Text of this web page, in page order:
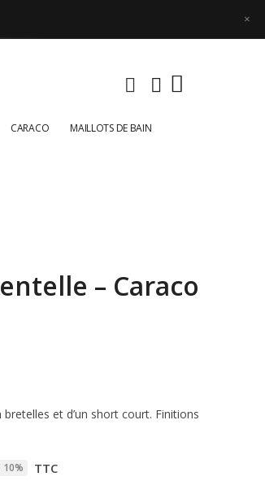
×
CARACO MAILLOTS DE BAIN
– Caraco
et d’un short court. Finitions
10% TTC